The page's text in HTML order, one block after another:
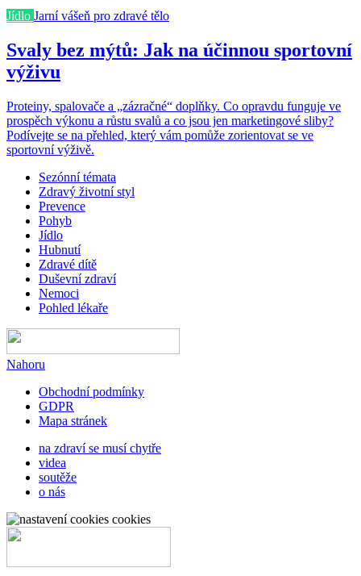
Jídlo Jarní vášeň pro zdravé tělo
Svaly bez mýtů: Jak na účinnou sportovní
výživu
Proteiny, spalovače a „zázračné“ doplňky. Co opravdu funguje ve
prospěch výkonu a růstu svalů a co jsou jen marketingové sliby?
Podívejte se na přehled, který vám pomůže zorientovat se ve
sportovní výživě.
Sezónní témata
Zdravý životní styl
Prevence
Pohyb
Jídlo
Hubnutí
Zdravé dítě
Duševní zdraví
Nemoci
Pohled lékaře
Nahoru
Obchodní podmínky
GDPR
Mapa stránek
na zdraví se musí chytře
videa
soutěže
o nás
cookies